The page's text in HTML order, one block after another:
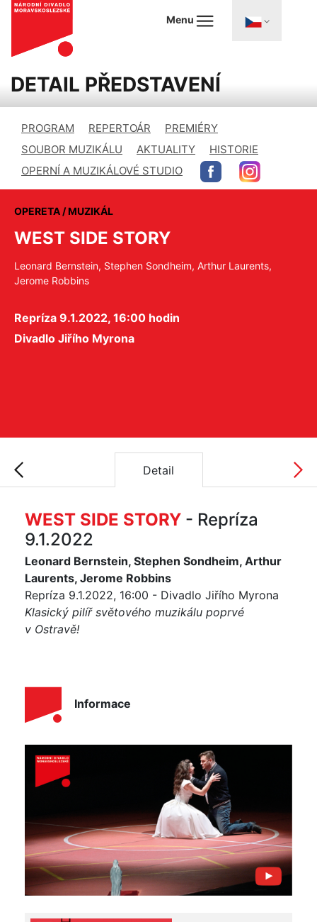
Menu
DETAIL PŘEDSTAVENÍ
PROGRAM REPERTOÁR
PREMIÉRY
SOUBOR MUZIKÁLU
AKTUALITY
HISTORIE
OPERNÍ A MUZIKÁLOVÉ STUDIO
OPERETA / MUZIKÁL
WEST SIDE STORY
Leonard Bernstein, Stephen Sondheim, Arthur Laurents,
Jerome Robbins
Repríza 9.1.2022, 16:00 hodin
Divadlo Jiřího Myrona
Detail
WEST SIDE STORY - Repríza
9.1.2022
Leonard Bernstein, Stephen Sondheim, Arthur
Laurents, Jerome Robbins
Repríza 9.1.2022, 16:00 - Divadlo Jiřího Myrona
Klasický pilíř světového muzikálu poprvé
v Ostravě!
Informace